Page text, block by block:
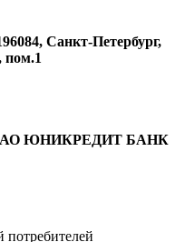
Санкт-Петербург,
пом.1
ЮНИКРЕДИТ БАНК
потребителей